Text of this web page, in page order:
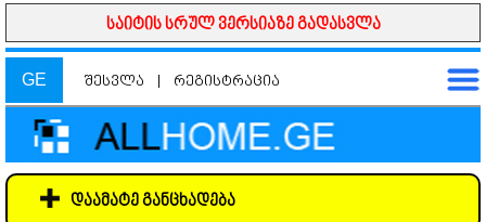
საიტის სრულ ვერსიაზე გადასვლა
GE შესვლა რეგისტრაცია
დაამატე განცხადება